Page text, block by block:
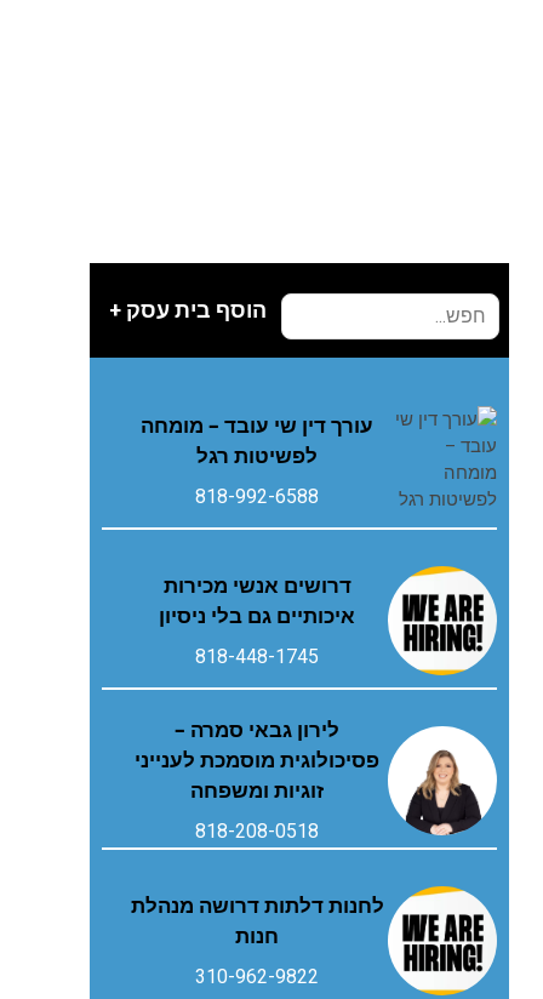
הוסף בית עסק +
עורך דין שי עובד – מומחה
לפשיטות רגל
818-992-6588
דרושים אנשי מכירות
איכותיים גם בלי ניסיון
818-448-1745
לירון גבאי סמרה –
פסיכולוגית מוסמכת לענייני
זוגיות ומשפחה
818-208-0518
לחנות דלתות דרושה מנהלת
חנות
310-962-9822